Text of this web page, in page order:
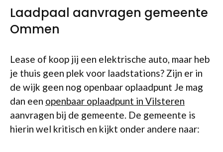
Laadpaal aanvragen gemeente
Ommen
Lease of koop jij een elektrische auto, maar heb
je thuis geen plek voor laadstations? Zijn er in
de wijk geen nog openbaar oplaadpunt Je mag
dan een openbaar oplaadpunt in Vilsteren
aanvragen bij de gemeente. De gemeente is
hierin wel kritisch en kijkt onder andere naar: